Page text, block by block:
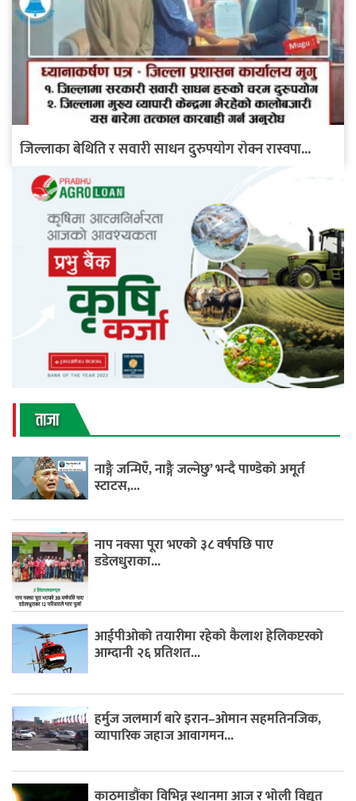
जिल्लाका बेथिति र सवारी साधन दुरुपयोग रोक्न रास्वपा...
ताजा
नाङ्गै जन्मिएँ, नाङ्गै जल्नेछु’ भन्दै पाण्डेको अमूर्त
स्टाटस,...
नाप नक्सा पूरा भएको ३८ वर्षपछि पाए
डडेलधुराका...
आईपीओको तयारीमा रहेको कैलाश हेलिकप्टरको
आम्दानी २६ प्रतिशत...
हर्मुज जलमार्ग बारे इरान–ओमान सहमतिनजिक,
व्यापारिक जहाज आवागमन...
काठमाडौंका विभिन्न स्थानमा आज र भोली विद्युत्